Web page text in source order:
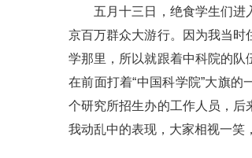
五月十三日，绝食学生们进
京百万群众大游行。因为我当时
学那里，所以就跟着中科院的队
在前面打着“中国科学院”大旗
个研究所招生办的工作人员，后
我动乱中的表现，大家相视一笑